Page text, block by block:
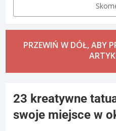
PRZEWIŃ W DÓŁ, ABY
23 kreatywne
swoje miejsce w